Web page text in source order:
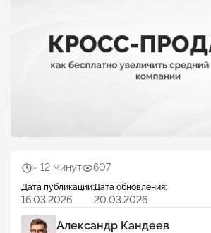
Александр Кандеев
Дата публикации:
16.03.2026
Дата обновления:
20.03.2026
~ 12 минут 607